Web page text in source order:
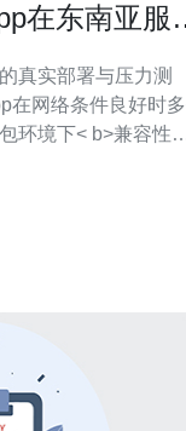
在东南亚服
真实部署与压力测
在网络条件良好时
环境下< b>兼容性
类型，配置全球或